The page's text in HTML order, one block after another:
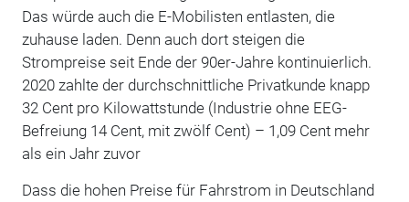
Das würde auch die E-Mobilisten entlasten, die
zuhause laden. Denn auch dort steigen die
Strompreise seit Ende der 90er-Jahre kontinuierlich.
2020 zahlte der durchschnittliche Privatkunde knapp
32 Cent pro Kilowattstunde (Industrie ohne EEG-
Befreiung 14 Cent, mit zwölf Cent) – 1,09 Cent mehr
als ein Jahr zuvor
Dass die hohen Preise für Fahrstrom in Deutschland